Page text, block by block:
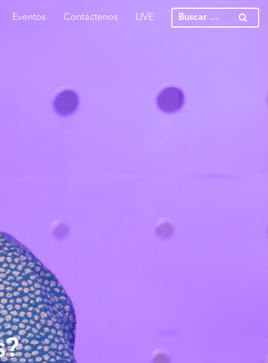
Eventos Contáctenos LIVE